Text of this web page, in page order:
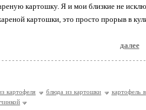
картошку. Я и мои близкие не
картошки, это просто прорыв в
далее
картофеля блюда из картошки
картофель